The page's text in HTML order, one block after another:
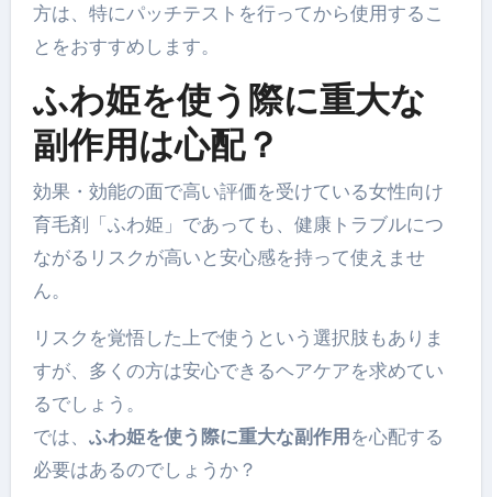
方は、特にパッチテストを行ってから使用するこ
とをおすすめします。
ふわ姫を使う際に重大な
副作用は心配？
効果・効能の面で高い評価を受けている女性向け
育毛剤「ふわ姫」であっても、健康トラブルにつ
ながるリスクが高いと安心感を持って使えませ
ん。
リスクを覚悟した上で使うという選択肢もありま
すが、多くの方は安心できるヘアケアを求めてい
るでしょう。
では、 ふわ姫を使う際に重大な副作用を心配する
必要はあるのでしょうか？